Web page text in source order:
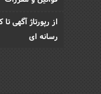
از رپورتاژ آگهی
رسانه ای